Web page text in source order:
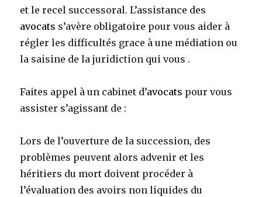
et le recel successoral. L’assistance des
avocats s’avère obligatoire pour vous aider à
régler les difficultés grace à une médiation ou
la saisine de la juridiction qui vous .
Faites appel à un cabinet d’avocats pour vous
assister s’agissant de :
Lors de l’ouverture de la succession, des
problèmes peuvent alors advenir et les
héritiers du mort doivent procéder à
l’évaluation des avoirs non liquides du